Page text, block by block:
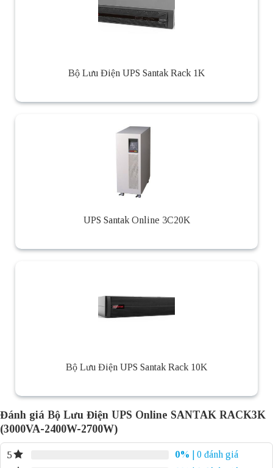
Bộ Lưu Điện UPS Santak Rack 1K
UPS Santak Online 3C20K
Bộ Lưu Điện UPS Santak Rack 10K
Đánh giá Bộ Lưu Điện UPS Online SANTAK RACK3K
(3000VA-2400W-2700W)
5 0%
| 0 đánh giá